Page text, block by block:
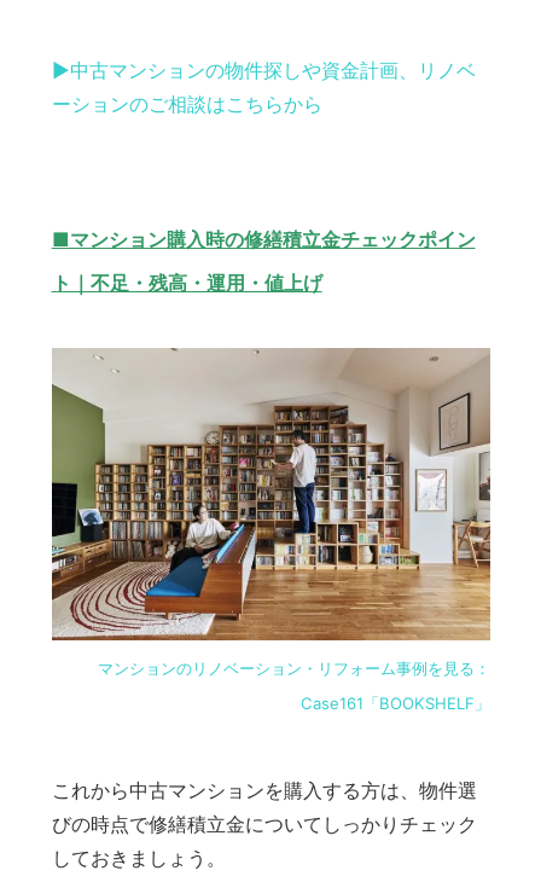
▶︎中古マンションの物件探しや資金計画、リノベ
ーションのご相談はこちらから
■マンション購入時の修繕積立金チェックポイン
ト｜不足・残高・運用・値上げ
マンションのリノベーション・リフォーム事例を見る：
Case161「BOOKSHELF」
これから中古マンションを購入する方は、物件選
びの時点で修繕積立金についてしっかりチェック
しておきましょう。